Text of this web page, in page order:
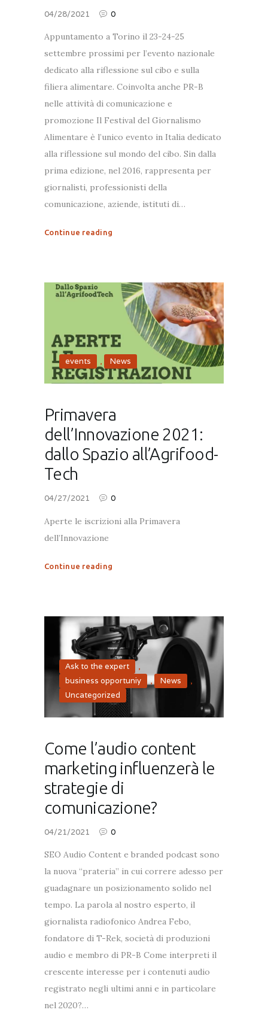
04/28/2021 0
Appuntamento a Torino il 23-24-25
settembre prossimi per l’evento nazionale
dedicato alla riflessione sul cibo e sulla
filiera alimentare. Coinvolta anche PR-B
nelle attività di comunicazione e
promozione Il Festival del Giornalismo
Alimentare è l’unico evento in Italia dedicato
alla riflessione sul mondo del cibo. Sin dalla
prima edizione, nel 2016, rappresenta per
giornalisti, professionisti della
comunicazione, aziende, istituti di…
Continue reading
events , News
Primavera
dell’Innovazione 2021:
dallo Spazio all’Agrifood-
Tech
04/27/2021 0
Aperte le iscrizioni alla Primavera
dell’Innovazione
Continue reading
Ask to the expert
,
business opportuniy
, News
,
Uncategorized
Come l’audio content
marketing influenzerà le
strategie di
comunicazione?
04/21/2021 0
SEO Audio Content e branded podcast sono
la nuova “prateria” in cui correre adesso per
guadagnare un posizionamento solido nel
tempo. La parola al nostro esperto, il
giornalista radiofonico Andrea Febo,
fondatore di T-Rek, società di produzioni
audio e membro di PR-B Come interpreti il
crescente interesse per i contenuti audio
registrato negli ultimi anni e in particolare
nel 2020?…